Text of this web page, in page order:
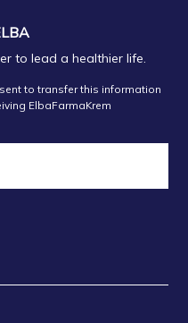
to lead a healthier life.
to transfer this information
ElbaFarmaKrem